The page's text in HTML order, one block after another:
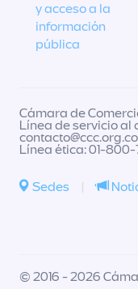
y acceso a la
información
pública
Cámara de
Línea de servicio al
contacto@ccc.org.co
Línea ética: 01-
Sedes |
© 2016 - 2026